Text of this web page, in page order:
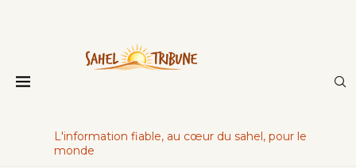
L'information fiable, au cœur du sahel, pour le
monde